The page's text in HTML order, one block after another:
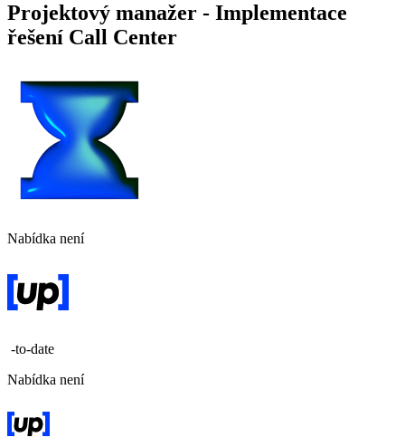
Projektový manažer - Implementace
řešení Call Center
Nabídka není
-to-date
Nabídka není